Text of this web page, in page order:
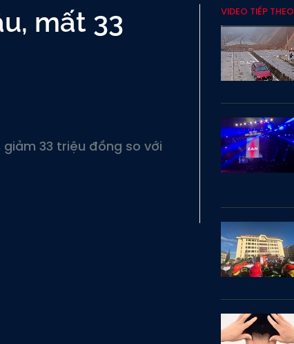
mất 33
33 triệu đồng so với
VIDEO TIẾP THEO